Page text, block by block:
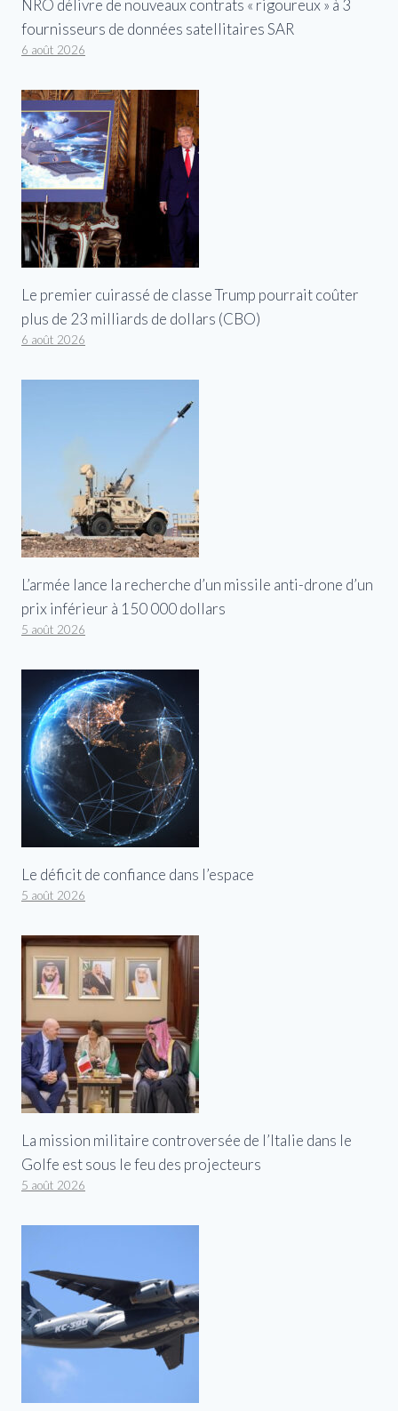
NRO délivre de nouveaux contrats « rigoureux » à 3
fournisseurs de données satellitaires SAR
6 août 2026
Le premier cuirassé de classe Trump pourrait coûter
plus de 23 milliards de dollars (CBO)
6 août 2026
L’armée lance la recherche d’un missile anti-drone d’un
prix inférieur à 150 000 dollars
5 août 2026
Le déficit de confiance dans l’espace
5 août 2026
La mission militaire controversée de l’Italie dans le
Golfe est sous le feu des projecteurs
5 août 2026